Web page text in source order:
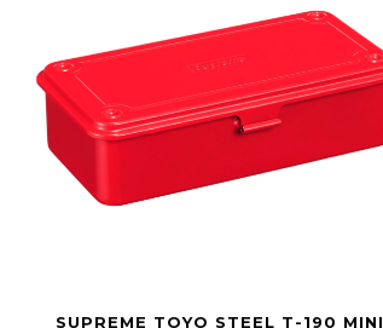
SUPREME TOYO STEEL T-190 MINI